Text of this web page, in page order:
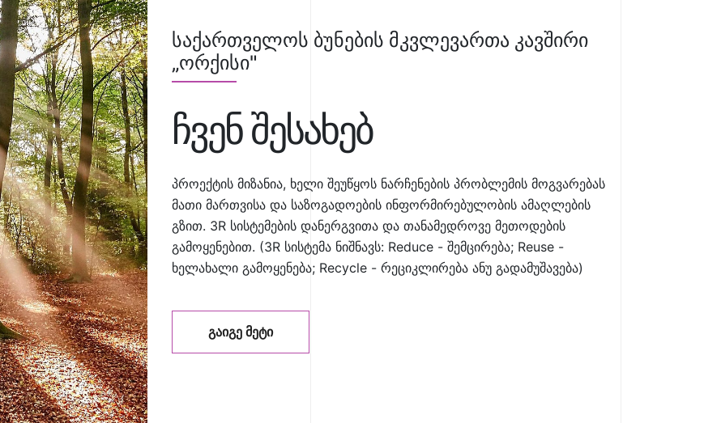
საქართველოს ბუნების მკვლევართა კავშირი
„ორქისი"
ჩვენ შესახებ
პროექტის მიზანია, ხელი შეუწყოს ნარჩენების პრობლემის მოგვარებას
მათი მართვისა და საზოგადოების ინფორმირებულობის ამაღლების
გზით. 3R სისტემების დანერგვითა და თანამედროვე მეთოდების
გამოყენებით. (3R სისტემა ნიშნავს: Reduce - შემცირება; Reuse -
ხელახალი გამოყენება; Recycle - რეციკლირება ანუ გადამუშავება)
ᲒᲐᲘᲒᲔ ᲛᲔᲢᲘ